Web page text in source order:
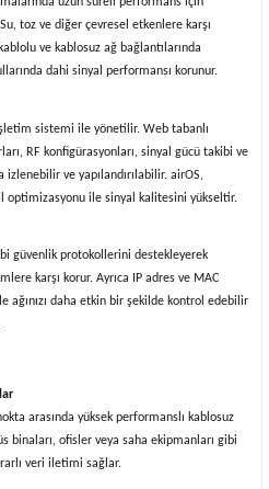
toz ve diğer çevresel etkenlere karşı
ve kablosuz ağ bağlantılarında
dahi sinyal performansı korunur.
sistemi ile yönetilir. Web tabanlı
RF konfigürasyonları, sinyal gücü takibi ve
ve yapılandırılabilir. airOS,
optimizasyonu ile sinyal kalitesini yükseltir.
güvenlik protokollerini destekleyerek
karşı korur. Ayrıca IP adres ve MAC
daha etkin bir şekilde kontrol edebilir
arasında yüksek performanslı kablosuz
binaları, ofisler veya saha ekipmanları gibi
veri iletimi sağlar.